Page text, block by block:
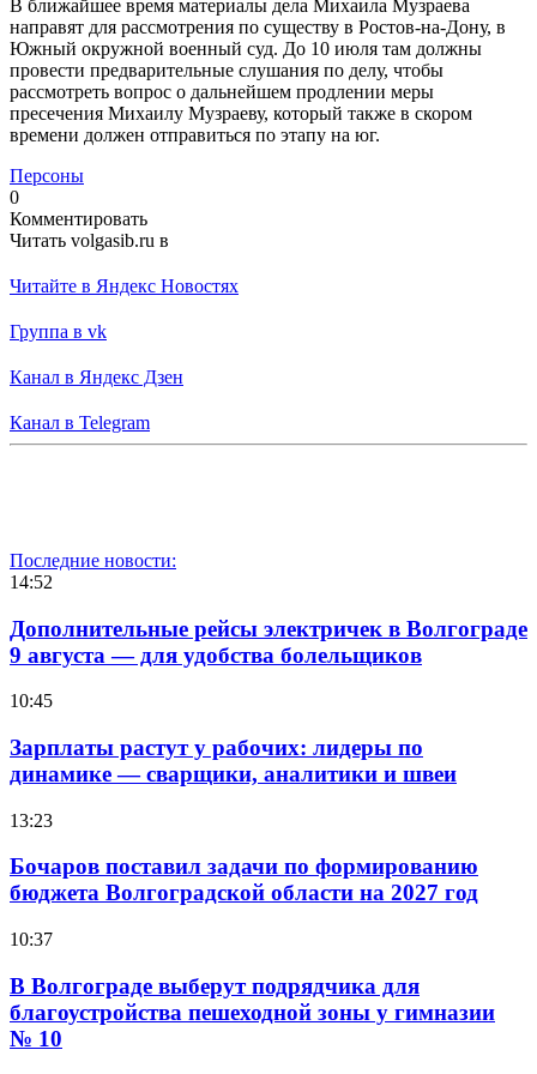
В ближайшее время материалы дела Михаила Музраева
направят для рассмотрения по существу в Ростов-на-Дону, в
Южный окружной военный суд. До 10 июля там должны
провести предварительные слушания по делу, чтобы
рассмотреть вопрос о дальнейшем продлении меры
пресечения Михаилу Музраеву, который также в скором
времени должен отправиться по этапу на юг.
Персоны
0
Комментировать
Читать volgasib.ru в
Читайте в Яндекс Новостях
Группа в vk
Канал в Яндекс Дзен
Канал в Telegram
Последние новости:
14:52
Дополнительные рейсы электричек в Волгограде
9 августа — для удобства болельщиков
10:45
Зарплаты растут у рабочих: лидеры по
динамике — сварщики, аналитики и швеи
13:23
Бочаров поставил задачи по формированию
бюджета Волгоградской области на 2027 год
10:37
В Волгограде выберут подрядчика для
благоустройства пешеходной зоны у гимназии
№ 10